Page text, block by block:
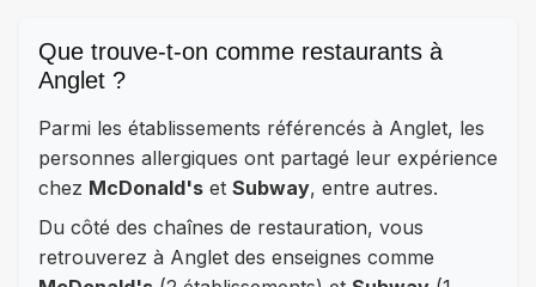
Que trouve-t-on comme restaurants à
Anglet ?
Parmi les établissements référencés à Anglet, les
personnes allergiques ont partagé leur expérience
chez McDonald's et Subway, entre autres.
Du côté des chaînes de restauration, vous
retrouverez à Anglet des enseignes comme